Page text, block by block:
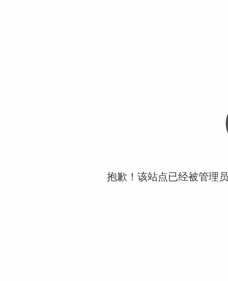
抱歉！该站点已经被管理